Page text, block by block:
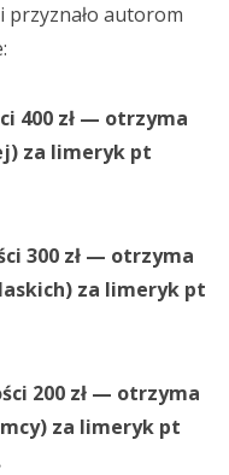
przyznało autorom
400 zł — otrzyma
za limeryk pt
300 zł — otrzyma
za limeryk pt
200 zł — otrzyma
za limeryk pt